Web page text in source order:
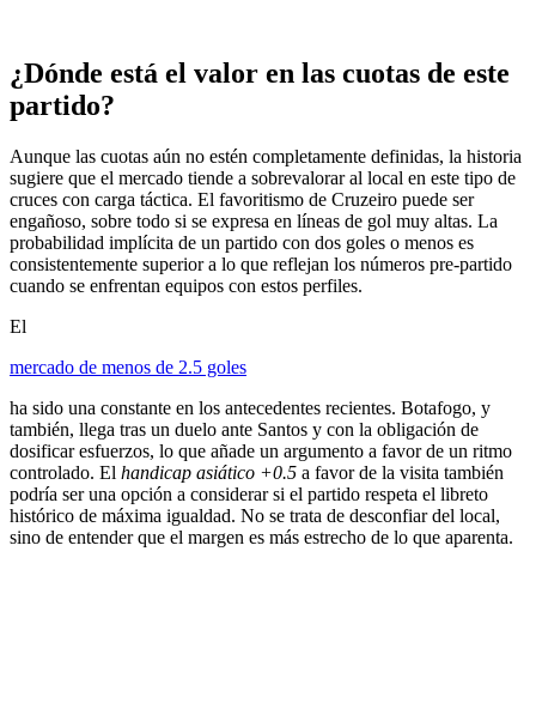
¿Dónde está el valor en las cuotas de este
partido?
Aunque las cuotas aún no estén completamente definidas, la historia
sugiere que el mercado tiende a sobrevalorar al local en este tipo de
cruces con carga táctica. El favoritismo de Cruzeiro puede ser
engañoso, sobre todo si se expresa en líneas de gol muy altas. La
probabilidad implícita de un partido con dos goles o menos es
consistentemente superior a lo que reflejan los números pre-partido
cuando se enfrentan equipos con estos perfiles.
El
mercado de menos de 2.5 goles
ha sido una constante en los antecedentes recientes. Botafogo, y
también, llega tras un duelo ante Santos y con la obligación de
dosificar esfuerzos, lo que añade un argumento a favor de un ritmo
controlado. El handicap asiático +0.5 a favor de la visita también
podría ser una opción a considerar si el partido respeta el libreto
histórico de máxima igualdad. No se trata de desconfiar del local,
sino de entender que el margen es más estrecho de lo que aparenta.